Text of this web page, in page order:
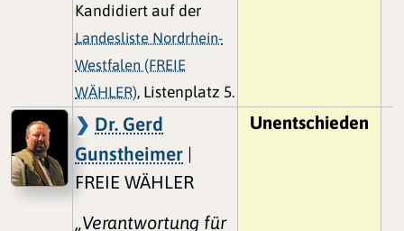
Kandidiert auf der
Landesliste Nordrhein-
Westfalen (FREIE
WÄHLER), Listenplatz 5.
Dr. Gerd
Gunstheimer |
FREIE WÄHLER
„Verantwortung für
Unentschieden